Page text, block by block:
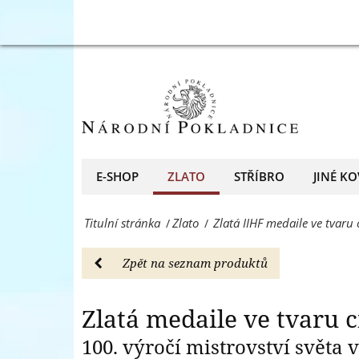
100.
MS
hokeji
-
Zlato
E-SHOP ZLATO STŘÍBRO JINÉ
Titulní stránka /Zlato / Zlatá IIHF medaile ve tvaru
Zpět na seznam produktů
Zlatá medaile ve tvaru
100. výročí mistrovství světa
MS
-
Národní
Pokladnice
evropský